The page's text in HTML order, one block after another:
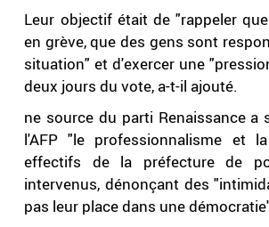
Leur objectif était de "rappeler
en grève, que des gens sont
situation" et d'exercer une
deux jours du vote, a-t-il ajouté.
ne source du parti Renaissance a
l'AFP "le professionnalisme et
effectifs de la préfecture de
intervenus, dénonçant des
pas leur place dans une